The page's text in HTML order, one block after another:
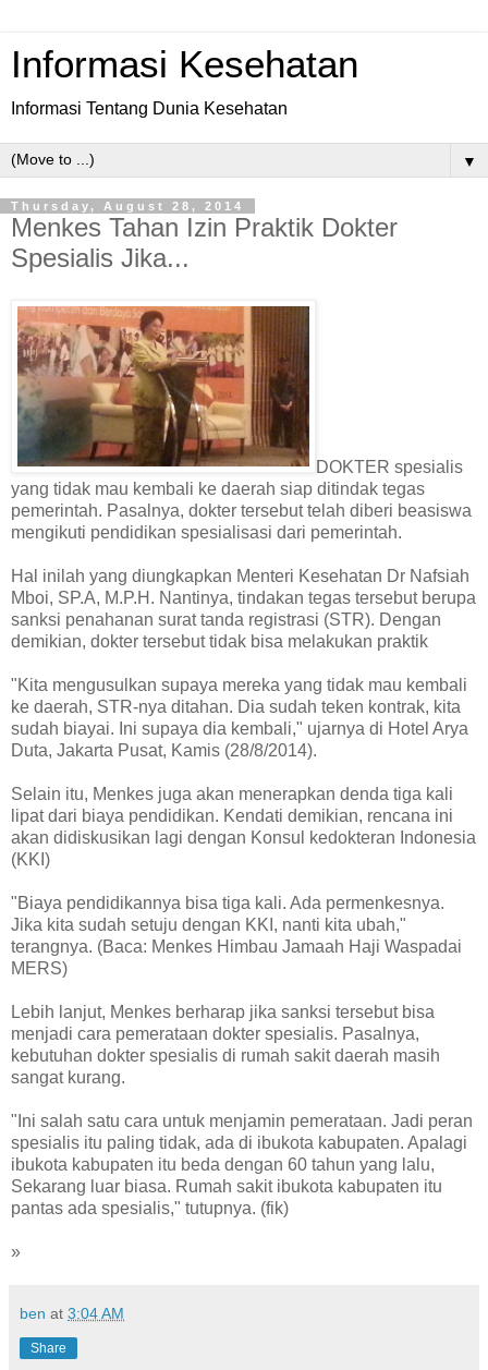
Informasi Kesehatan
Informasi Tentang Dunia Kesehatan
▼
Thursday, August 28, 2014
Menkes Tahan Izin Praktik Dokter
Spesialis Jika...
DOKTER spesialis
yang tidak mau kembali ke daerah siap ditindak tegas
pemerintah. Pasalnya, dokter tersebut telah diberi beasiswa
mengikuti pendidikan spesialisasi dari pemerintah.
Hal inilah yang diungkapkan Menteri Kesehatan Dr Nafsiah
Mboi, SP.A, M.P.H. Nantinya, tindakan tegas tersebut berupa
sanksi penahanan surat tanda registrasi (STR). Dengan
demikian, dokter tersebut tidak bisa melakukan praktik
"Kita mengusulkan supaya mereka yang tidak mau kembali
ke daerah, STR-nya ditahan. Dia sudah teken kontrak, kita
sudah biayai. Ini supaya dia kembali," ujarnya di Hotel Arya
Duta, Jakarta Pusat, Kamis (28/8/2014).
Selain itu, Menkes juga akan menerapkan denda tiga kali
lipat dari biaya pendidikan. Kendati demikian, rencana ini
akan didiskusikan lagi dengan Konsul kedokteran Indonesia
(KKI)
"Biaya pendidikannya bisa tiga kali. Ada permenkesnya.
Jika kita sudah setuju dengan KKI, nanti kita ubah,"
terangnya. (Baca: Menkes Himbau Jamaah Haji Waspadai
MERS)
Lebih lanjut, Menkes berharap jika sanksi tersebut bisa
menjadi cara pemerataan dokter spesialis. Pasalnya,
kebutuhan dokter spesialis di rumah sakit daerah masih
sangat kurang.
"Ini salah satu cara untuk menjamin pemerataan. Jadi peran
spesialis itu paling tidak, ada di ibukota kabupaten. Apalagi
ibukota kabupaten itu beda dengan 60 tahun yang lalu,
Sekarang luar biasa. Rumah sakit ibukota kabupaten itu
pantas ada spesialis," tutupnya. (fik)
»
ben at 3:04 AM
Share